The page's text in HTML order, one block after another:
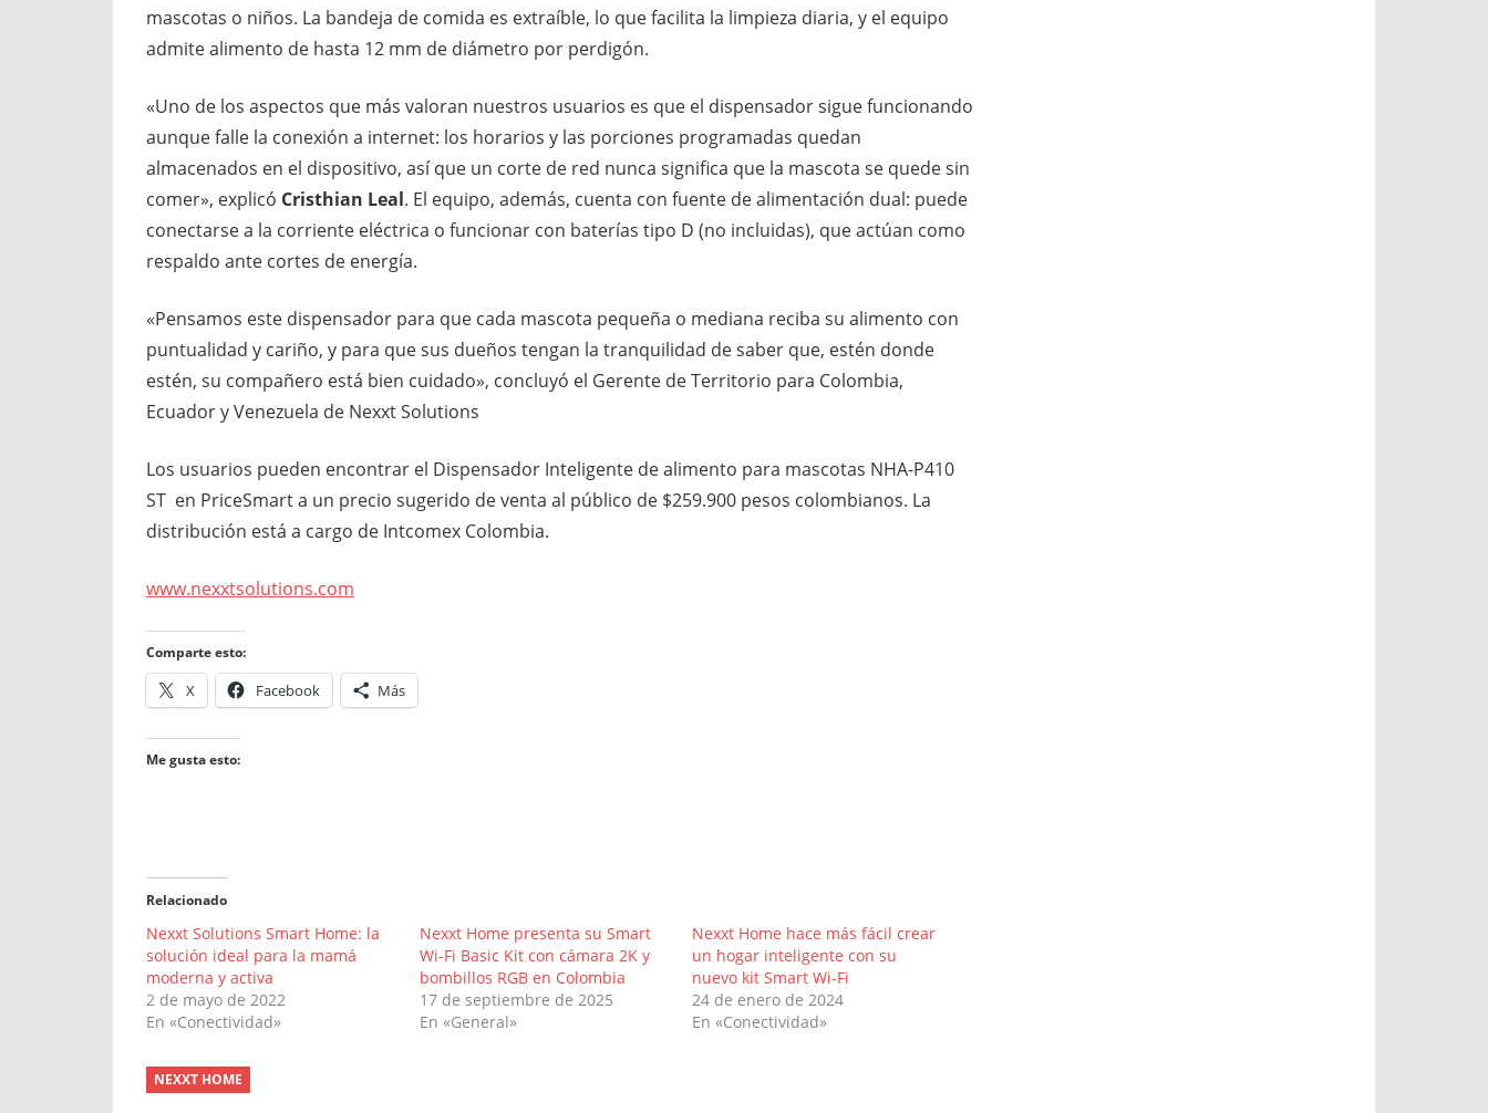
mascotas o niños. La bandeja de comida es extraíble, lo que facilita la limpieza diaria, y el equipo
admite alimento de hasta 12 mm de diámetro por perdigón.
«Uno de los aspectos que más valoran nuestros usuarios es que el dispensador sigue funcionando
aunque falle la conexión a internet: los horarios y las porciones programadas quedan
almacenados en el dispositivo, así que un corte de red nunca significa que la mascota se quede sin
comer», explicó Cristhian Leal. El equipo, además, cuenta con fuente de alimentación dual: puede
conectarse a la corriente eléctrica o funcionar con baterías tipo D (no incluidas), que actúan como
respaldo ante cortes de energía.
«Pensamos este dispensador para que cada mascota pequeña o mediana reciba su alimento con
puntualidad y cariño, y para que sus dueños tengan la tranquilidad de saber que, estén donde
estén, su compañero está bien cuidado», concluyó el Gerente de Territorio para Colombia,
Ecuador y Venezuela de Nexxt Solutions
Los usuarios pueden encontrar el Dispensador Inteligente de alimento para mascotas NHA-P410
ST en PriceSmart a un precio sugerido de venta al público de $259.900 pesos colombianos. La
distribución está a cargo de Intcomex Colombia.
www.nexxtsolutions.com
Comparte esto:
X Facebook Más
Me gusta esto:
Relacionado
Nexxt Solutions Smart Home: la
solución ideal para la mamá
moderna y activa
2 de mayo de 2022
En «Conectividad»
Nexxt Home presenta su Smart
Wi-Fi Basic Kit con cámara 2K y
bombillos RGB en Colombia
17 de septiembre de 2025
En «General»
Nexxt Home hace más fácil crear
un hogar inteligente con su
nuevo kit Smart Wi-Fi
24 de enero de 2024
En «Conectividad»
NEXXT HOME